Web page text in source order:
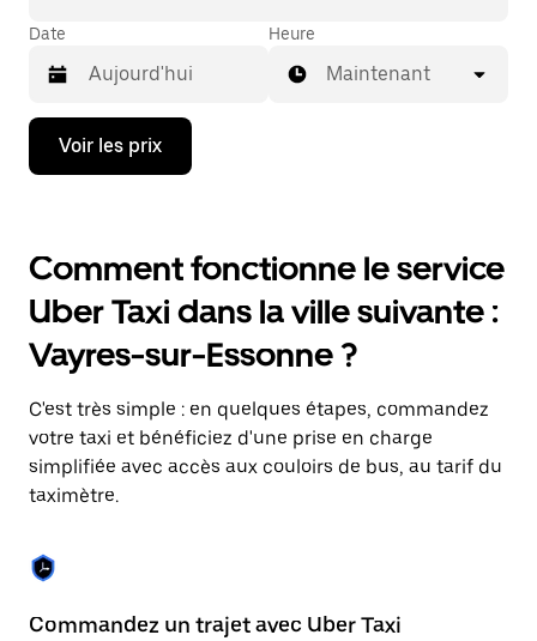
Date
Appuyez
la
bas
pour
ouvrir
le
calendrier
et
une
date.
Appuyez
sur
la
pour
fermer
calendrier.
Heure
Maintenant
Voir les prix
Comment fonctionne le service
Uber Taxi dans la ville suivante :
Vayres-sur-Essonne ?
C'est très simple : en quelques étapes, commandez
votre taxi et bénéficiez d'une prise en charge
simplifiée avec accès aux couloirs de bus, au tarif du
taximètre.
Commandez un trajet avec Uber Taxi